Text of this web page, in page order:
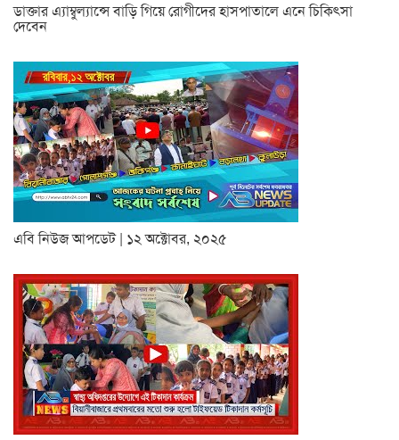
ডাক্তার এ্যাম্বুল্যান্সে বাড়ি গিয়ে রোগীদের হাসপাতালে এনে চিকিৎসা
দেবেন
এবি নিউজ আপডেট | ১২ অক্টোবর, ২০২৫